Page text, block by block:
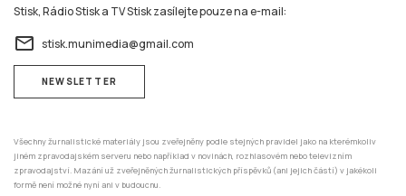
Stisk, Rádio Stisk a TV Stisk zasílejte pouze na e-mail:
email stisk.munimedia@gmail.com
NEWSLETTER
Všechny žurnalistické materiály jsou zveřejněny podle stejných pravidel jako na kterémkoliv
jiném zpravodajském serveru nebo například v novinách, rozhlasovém nebo televizním
zpravodajství. Mazání už zveřejněných žurnalistických příspěvků (ani jejich částí) v jakékoli
formě není možné nyní ani v budoucnu.